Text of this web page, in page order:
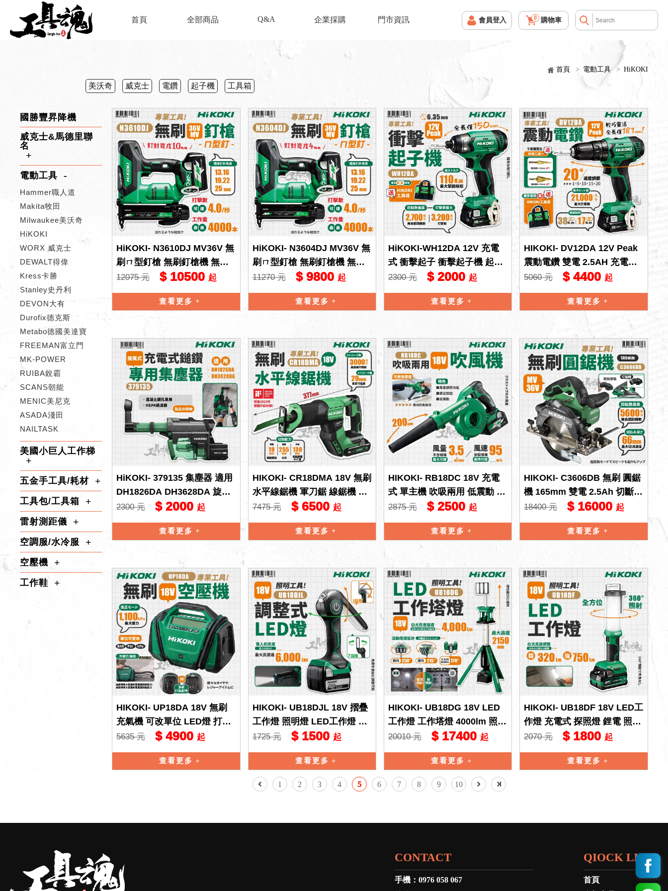
首頁 全部商品 Q&A 企業採購 門市資訊 會員登入 0 購物車
首頁 > 電動工具 > HiKOKI
美沃奇 威克士 電鑽 起子機 工具箱
國勝豐昇降機
威克士&馬德里聯
名
電動工具
Hammer職人道
Makita牧田
Milwaukee美沃奇
HiKOKI
WORX 威克士
DEWALT得偉
Kress卡勝
Stanley史丹利
DEVON大有
Durofix德克斯
Metabo德國美達寶
FREEMAN富立門
MK-POWER
RUIBA銳霸
SCANS朝能
MENIC美尼克
ASADA淺田
NAILTASK
美國小巨人工作梯
五金手工具/耗材
工具包/工具箱
雷射測距儀
空調服/水冷服
空壓機
工作鞋
HiKOKI- N3610DJ MV36V 無
刷ㄇ型釘槍 無刷釘槍機 無刷
釘槍 型釘 日立
12075 元 $ 10500 起
查看更多
HiKOKI- N3604DJ MV36V 無
刷ㄇ型釘槍 無刷釘槍機 無刷
釘槍 型釘 hikoki
11270 元 $ 9800 起
查看更多
HiKOKI-WH12DA 12V 充電
式 衝擊起子 衝擊起子機 起子
機 電鑽 公司貨
2300 元 $ 2000 起
查看更多
HIKOKI- DV12DA 12V Peak
震動電鑽 雙電 2.5AH 充電式
震動電鑽 無鍵夾
5060 元 $ 4400 起
查看更多
HiKOKI- 379135 集塵器 適用
DH1826DA DH3628DA 旋風
式 鎚鑽集塵 hi
2300 元 $ 2000 起
查看更多
HIKOKI- CR18DMA 18V 無刷
水平線鋸機 軍刀鋸 線鋸機 cr1
8dma hikoki
7475 元 $ 6500 起
查看更多
HIKOKI- RB18DC 18V 充電
式 單主機 吹吸兩用 低震動 吹
塵槍 除塵 清潔工具 hi
2875 元 $ 2500 起
查看更多
HIKOKI- C3606DB 無刷 圓鋸
機 165mm 雙電 2.5Ah 切斷機
圓鋸機 日立 H
18400 元 $ 16000 起
查看更多
HIKOKI- UP18DA 18V 無刷
充氣機 可改單位 LED燈 打氣
抽氣 風車 hikoki
5635 元 $ 4900 起
查看更多
HIKOKI- UB18DJL 18V 摺疊
工作燈 照明燈 LED工作燈 探
照燈 工作燈 手電筒 h
1725 元 $ 1500 起
查看更多
HIKOKI- UB18DG 18V LED
工作燈 工作塔燈 4000lm 照明
燈 工作燈 hiko
20010 元 $ 17400 起
查看更多
HIKOKI- UB18DF 18V LED工
作燈 充電式 探照燈 鋰電 照明
燈 LED燈 hiko
2070 元 $ 1800 起
查看更多
1 2 3 4 5 6 7 8 9 10
CONTACT
手機： 0976 058 067
QIOCK LINK
首頁